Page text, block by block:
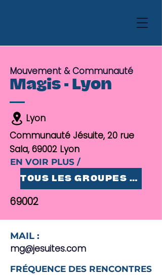
Mouvement & Communauté
Magis - Lyon
Lyon
Communauté Jésuite, 20 rue
Sala, 69002 Lyon
EN VOIR PLUS /
TOUS LES GROUPES 25-35
69002
MAIL :
mg@jesuites.com
FRÉQUENCE DES RENCONTRES